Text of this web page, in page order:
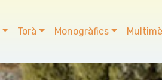
Torà Monogràfics